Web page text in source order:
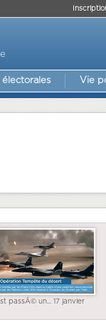
électorales Vie
passÃ© un... 17 janvier